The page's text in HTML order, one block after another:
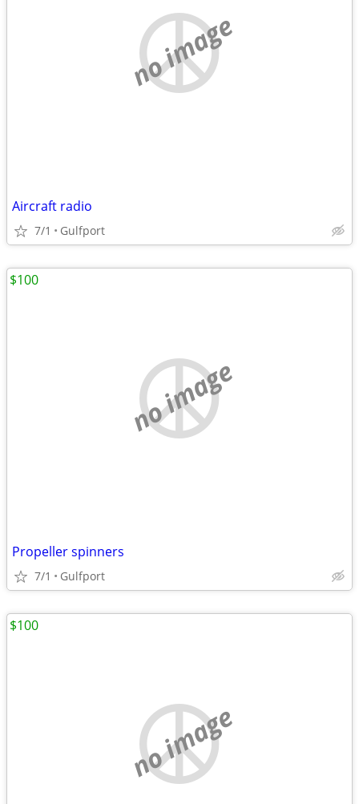
no image
Aircraft radio
7/1 Gulfport
no image
Propeller spinners
7/1 Gulfport
$100
no image
$100